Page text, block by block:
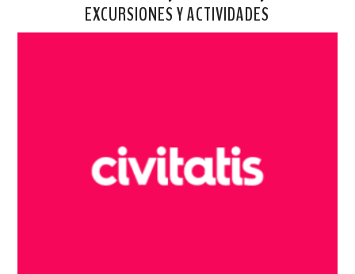
EXCURSIONES Y ACTIVIDADES